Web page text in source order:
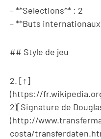
– **Selections** : 2
– **Buts
## Style de jeu
2. [↑]
(https://
2)[Signature de
(http://
costa/